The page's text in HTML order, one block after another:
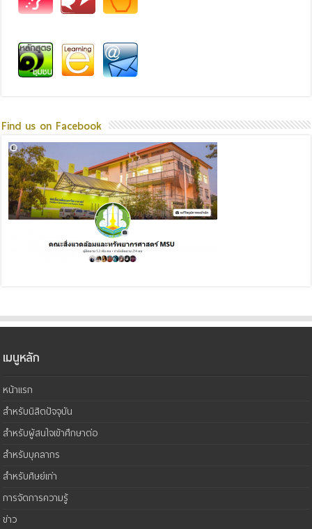
Find us on Facebook
เมนูหลัก
หน้าแรก
สำหรับนิสิตปัจจุบัน
สำหรับผู้สนใจเข้าศึกษาต่อ
สำหรับบุคลากร
สำหรับศิษย์เก่า
การจัดการความรู้
ข่าว